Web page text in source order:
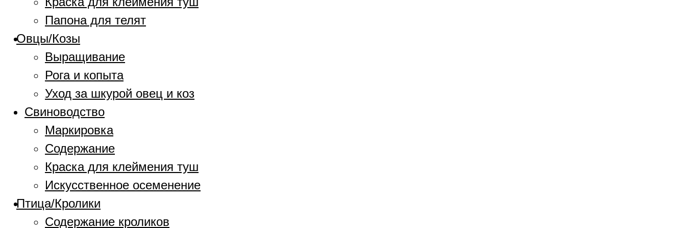
Папона для телят
Овцы/Козы
Выращивание
Рога и копыта
Уход за шкурой овец и коз
Свиноводство
Маркировка
Содержание
Краска для клеймения туш
Искусственное осеменение
Птица/Кролики
Содержание кроликов